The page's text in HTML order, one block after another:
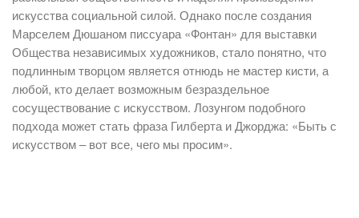
искусства социальной силой. Однако после создания
Марселем Дюшаном писсуара «Фонтан» для выставки
Общества независимых художников, стало понятно, что
подлинным творцом является отнюдь не мастер кисти, а
любой, кто делает возможным безраздельное
сосуществование с искусством. Лозунгом подобного
подхода может стать фраза Гилберта и Джорджа: «Быть с
искусством – вот все, чего мы просим».